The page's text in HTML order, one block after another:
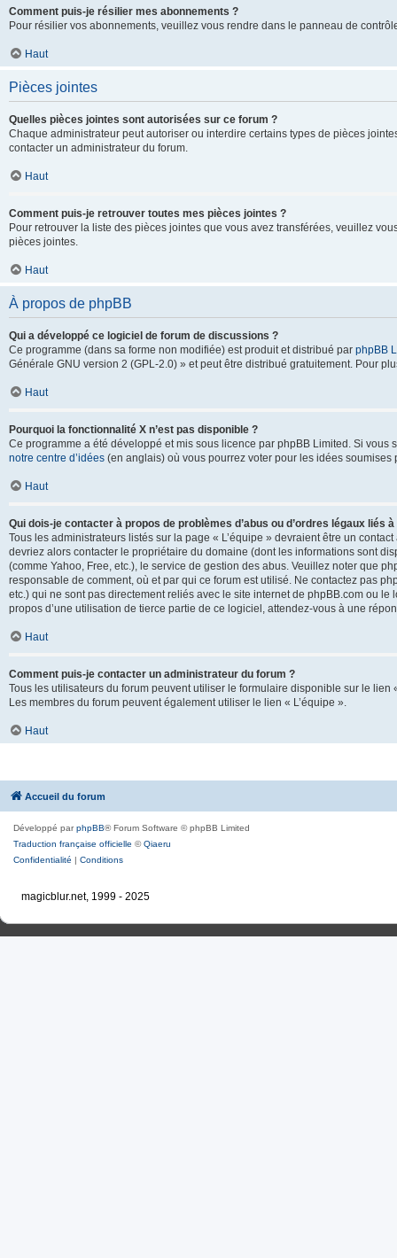
Comment puis-je résilier mes abonnements ?
Pour résilier vos abonnements, veuillez vous rendre dans le panneau de
Haut
Pièces jointes
Quelles pièces jointes sont autorisées sur ce forum ?
Chaque administrateur peut autoriser ou interdire certains types de pièces
contacter un administrateur du forum.
Haut
Comment puis-je retrouver toutes mes pièces jointes ?
Pour retrouver la liste des pièces jointes que vous avez transférées, veuillez
pièces jointes.
Haut
À propos de phpBB
Qui a développé ce logiciel de forum de discussions ?
Ce programme (dans sa forme non modifiée) est produit et distribué par phpBB
Générale GNU version 2 (GPL-2.0) » et peut être distribué gratuitement. Pour
Haut
Pourquoi la fonctionnalité X n’est pas disponible ?
Ce programme a été développé et mis sous licence par phpBB Limited. Si
notre centre d’idées (en anglais) où vous pourrez voter pour les idées soumises
Haut
Qui dois-je contacter à propos de problèmes d’abus ou d’ordres légaux liés
Tous les administrateurs listés sur la page « L’équipe » devraient être un
devriez alors contacter le propriétaire du domaine (dont les informations sont
(comme Yahoo, Free, etc.), le service de gestion des abus. Veuillez noter que
responsable de comment, où et par qui ce forum est utilisé. Ne contactez pas
etc.) qui ne sont pas directement reliés avec le site internet de phpBB.com ou
propos d’une utilisation de tierce partie de ce logiciel, attendez-vous à une
Haut
Comment puis-je contacter un administrateur du forum ?
Tous les utilisateurs du forum peuvent utiliser le formulaire disponible sur le
Les membres du forum peuvent également utiliser le lien « L’équipe ».
Haut
Accueil du forum
Développé parphpBB® Forum Software © phpBB Limited
Traduction française officielle ©Qiaeru
Confidentialité | Conditions
magicblur.net, 1999 - 2025